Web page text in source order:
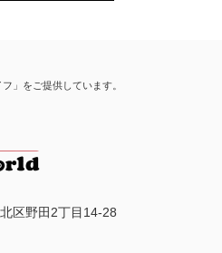
」をご提供しています。
北区野田2丁目14-28